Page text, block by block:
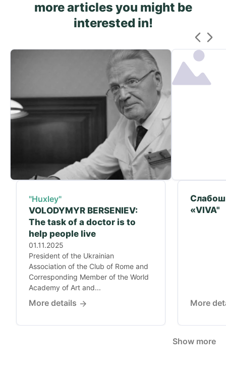
more articles you might be
interested in!
"Huxley"
VOLODYMYR BERSENIEV:
The task of a doctor is to
help people live
01.11.2025
President of the Ukrainian
Association of the Club of Rome and
Corresponding Member of the World
Academy of Art and...
More details
«VIVA"
More
Show more